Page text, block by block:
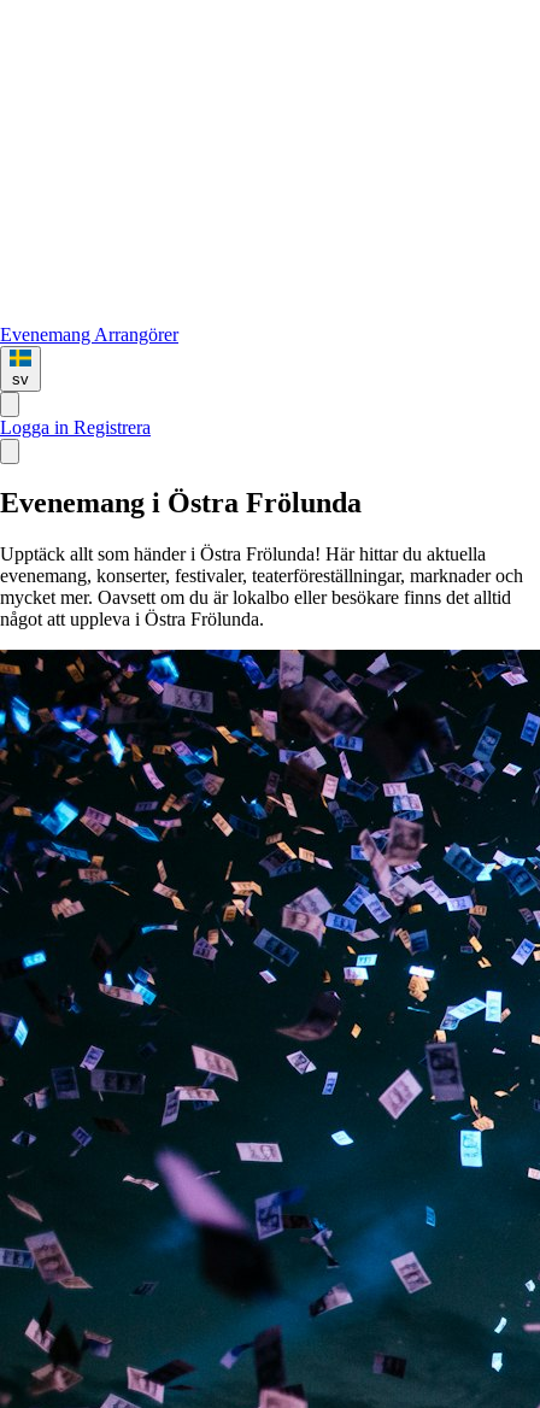
Evenemang Arrangörer
sv
Logga in Registrera
Evenemang i Östra Frölunda
Upptäck allt som händer i Östra Frölunda! Här hittar du aktuella
evenemang, konserter, festivaler, teaterföreställningar, marknader och
mycket mer. Oavsett om du är lokalbo eller besökare finns det alltid
något att uppleva i Östra Frölunda.